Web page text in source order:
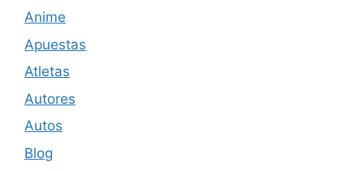
Anime
Apuestas
Atletas
Autores
Autos
Blog